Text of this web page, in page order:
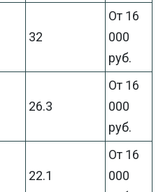
32
От 16
000
руб.
26.3
От 16
000
руб.
22.1
От 16
000